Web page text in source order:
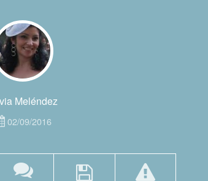
Meléndez
02/09/2016